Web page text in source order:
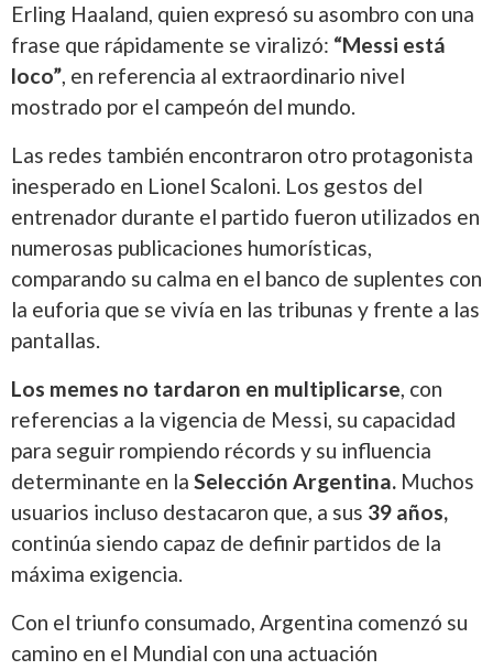
Erling Haaland, quien expresó su asombro con una
frase que rápidamente se viralizó: “Messi está
loco”, en referencia al extraordinario nivel
mostrado por el campeón del mundo.
Las redes también encontraron otro protagonista
inesperado en Lionel Scaloni. Los gestos del
entrenador durante el partido fueron utilizados en
numerosas publicaciones humorísticas,
comparando su calma en el banco de suplentes con
la euforia que se vivía en las tribunas y frente a las
pantallas.
Los memes no tardaron en multiplicarse, con
referencias a la vigencia de Messi, su capacidad
para seguir rompiendo récords y su influencia
determinante en la Selección Argentina. Muchos
usuarios incluso destacaron que, a sus 39 años,
continúa siendo capaz de definir partidos de la
máxima exigencia.
Con el triunfo consumado, Argentina comenzó su
camino en el Mundial con una actuación